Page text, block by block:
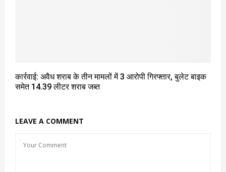
कार्रवाई: अवैध शराब के तीन मामलों में 3 आरोपी गिरफ्तार, बुलेट बाइक
समेत 14.39 लीटर शराब जब्त
LEAVE A COMMENT